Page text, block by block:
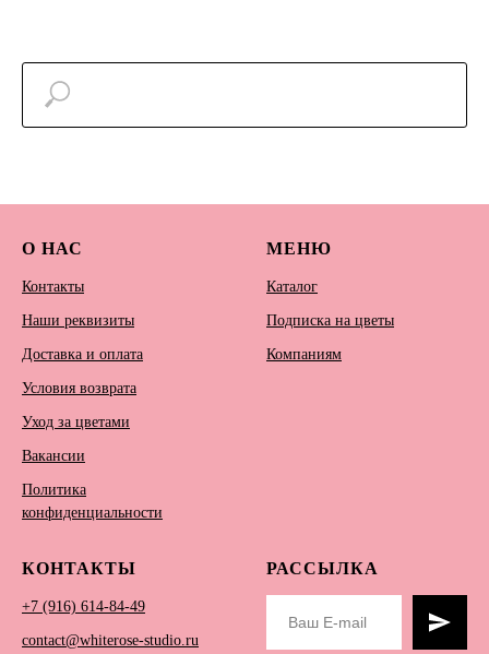
О НАС
Контакты
Наши реквизиты
Доставка и оплата
Условия возврата
Уход за цветами
Вакансии
Политика
конфиденциальности
МЕНЮ
Каталог
Подписка на цветы
Компаниям
КОНТАКТЫ
+7 (916) 614-84-49
contact@whiterose-studio.ru
РАССЫЛКА